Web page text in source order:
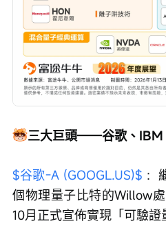
三大巨頭——谷歌、IBM
$谷歌-A (GOOGL.US)$ ：
個物理量子比特的Willow
10月正式宣佈實現「可驗證